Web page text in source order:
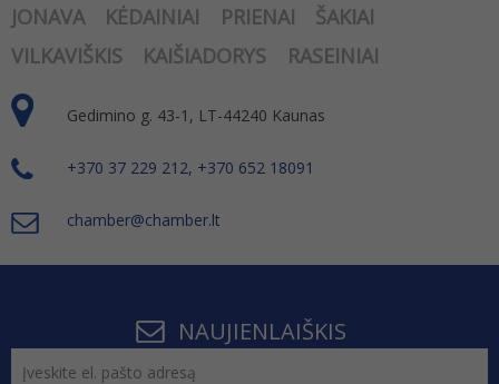
JONAVA
KĖDAINIAI PRIENAI
ŠAKIAI
VILKAVIŠKIS
KAIŠIADORYS RASEINIAI
Gedimino g. 43-1, LT-44240 Kaunas
+370 37 229 212, +370 652 18091
chamber@chamber.lt
NAUJIENLAIŠKIS